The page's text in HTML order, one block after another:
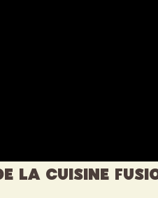
la cuisine